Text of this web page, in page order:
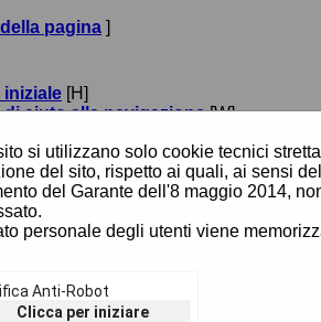
pagina ]
iniziale [H]
di aiuto alla navigazione[W]
sito
con caratteri di dimensione standard
caratteri di dimensione grande
con caratteri di dimensione molto
grafica
solo testo
in alto contrasto e solo
si utilizzano solo cookie tecnici
del sito, rispetto ai quali, ai sensi
del Garante dell'8 maggio 2014,
personale degli utenti viene
Anti-Robot
Clicca per iniziare